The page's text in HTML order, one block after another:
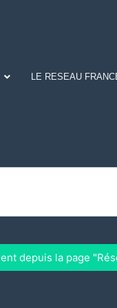
LE RESEAU
depuis la page